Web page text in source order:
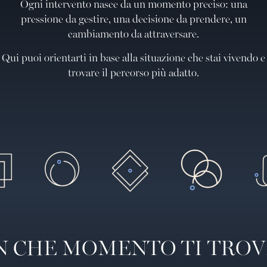
Ogni intervento nasce da un momento preciso: una
pressione da gestire, una decisione da prendere, un
cambiamento da attraversare.
Qui puoi orientarti in base alla situazione che stai vivendo e
trovare il percorso più adatto.
CHE MOMENTO TI